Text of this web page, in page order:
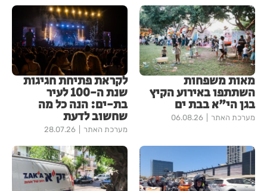
מאות משפחות
השתתפו באירוע הקיץ
בגן הי"א בבת ים
מערכת האתר 06.08.26
לקראת פתיחת חגיגות
שנת ה-100 לעיר
בת-ים: הנה כל מה
שחשוב לדעת
מערכת האתר 28.07.26